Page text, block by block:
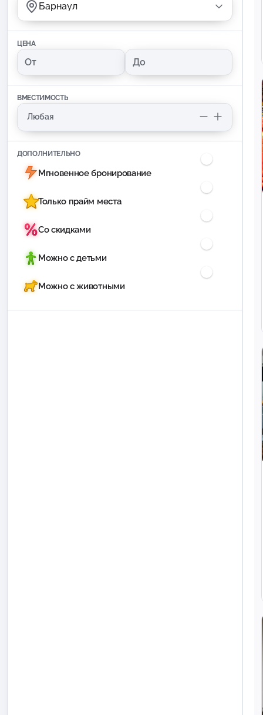
Барнаул
ЦЕНА
ВМЕСТИМОСТЬ
ДОПОЛНИТЕЛЬНО
Мгновенное бронирование
Только прайм места
Со скидками
Можно с детьми
Можно с животными